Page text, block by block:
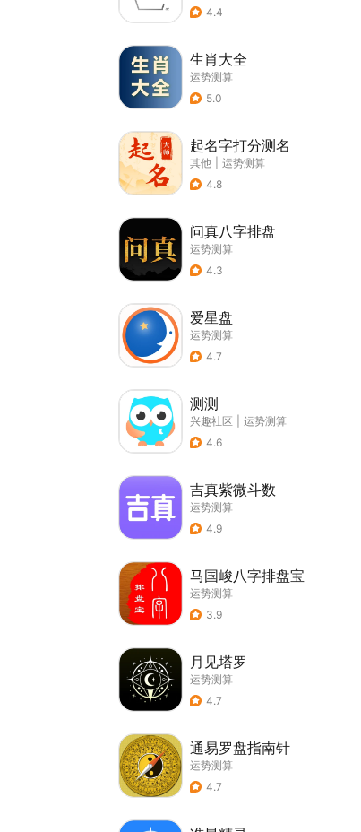
4.4
生肖大全
运势测算
5.0
起名字打分测名
其他
运势测算
4.8
问真八字排盘
运势测算
4.3
爱星盘
运势测算
4.7
测测
兴趣社区
运势测算
4.6
吉真紫微斗数
运势测算
4.9
马国峻八字排盘宝
运势测算
3.9
月见塔罗
运势测算
4.7
通易罗盘指南针
运势测算
4.7